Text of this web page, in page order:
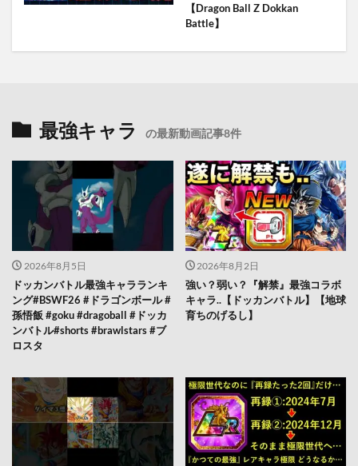
【Dragon Ball Z Dokkan
Battle】
最強キャラ の最新動画記事8件
2026年8月5日
ドッカンバトル最強キャラランキ
ング#BSWF26 #ドラゴンボール #
孫悟飯 #goku #dragoball #ドッカ
ンバトル#shorts #brawlstars #ブ
ロスタ
2026年8月2日
強い？弱い？『解禁』最強コラボ
キャラ..【ドッカンバトル】【地球
育ちのげるし】